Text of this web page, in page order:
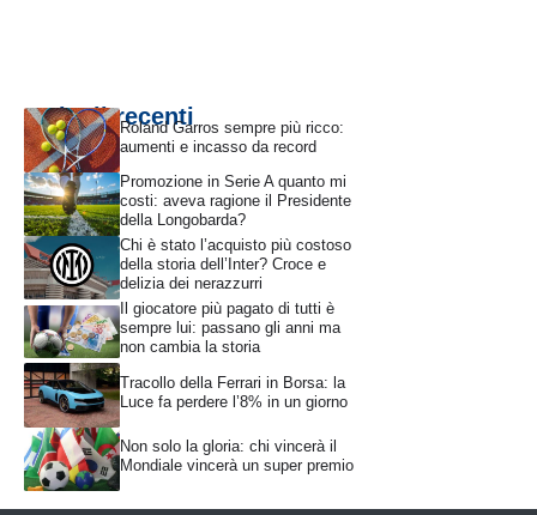
Articoli recentiRoland Garros sempre più ricco:
aumenti e incasso da record
Promozione in Serie A quanto mi
costi: aveva ragione il Presidente
della Longobarda?
Chi è stato l’acquisto più costoso
della storia dell’Inter? Croce e
delizia dei nerazzurri
Il giocatore più pagato di tutti è
sempre lui: passano gli anni ma
non cambia la storia
Tracollo della Ferrari in Borsa: la
Luce fa perdere l’8% in un giorno
Non solo la gloria: chi vincerà il
Mondiale vincerà un super premio